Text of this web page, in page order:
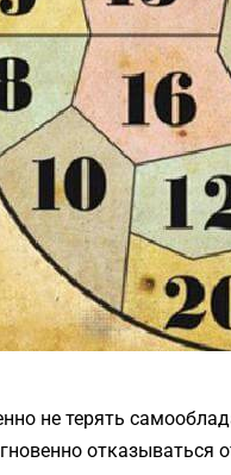
не терять
отказываться